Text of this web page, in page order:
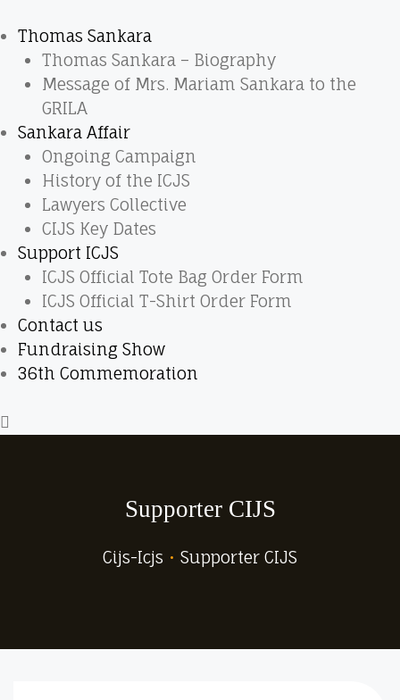
Thomas Sankara
Thomas Sankara – Biography
Message of Mrs. Mariam Sankara to the
GRILA
Sankara Affair
Ongoing Campaign
History of the ICJS
Lawyers Collective
CIJS Key Dates
Support ICJS
ICJS Official Tote Bag Order Form
ICJS Official T-Shirt Order Form
Contact us
Fundraising Show
36th Commemoration
Supporter CIJS
Cijs-Icjs • Supporter CIJS